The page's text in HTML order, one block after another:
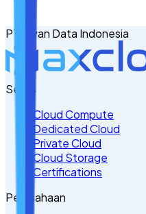
Tulis Kebutuhan Anda di Sini
PT Awan Data Indonesia
Servis
Cloud Compute
Dedicated Cloud
Private Cloud
Cloud Storage
Certifications
Perusahaan